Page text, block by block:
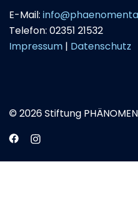
E-Mail:
Telefon: 02351 21532
Impressum | Datenschutz
© 2026 Stiftung